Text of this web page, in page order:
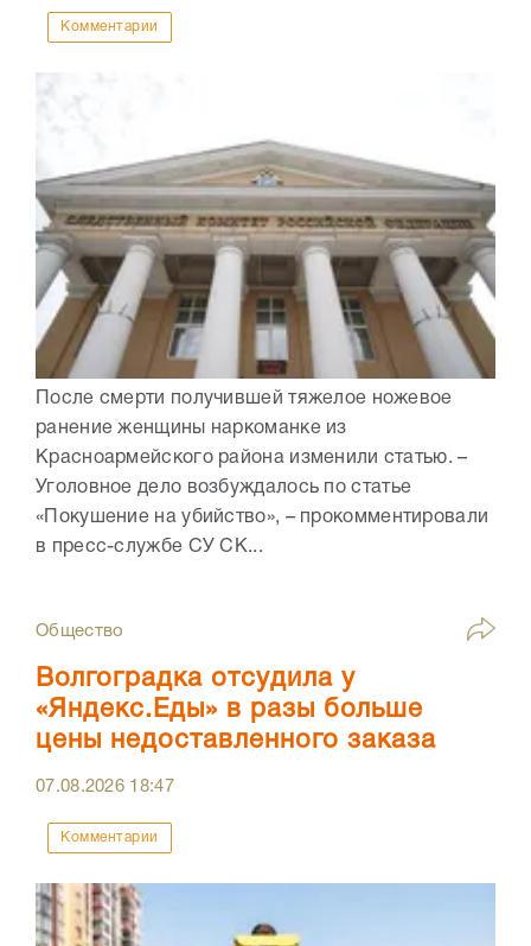
Комментарии
После смерти получившей тяжелое ножевое
ранение женщины наркоманке из
Красноармейского района изменили статью. –
Уголовное дело возбуждалось по статье
«Покушение на убийство», – прокомментировали
в пресс-службе СУ СК...
Общество
Волгоградка отсудила у
«Яндекс.Еды» в разы больше
цены недоставленного заказа
07.08.2026 18:47
Комментарии